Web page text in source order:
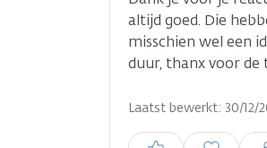
altijd goed. Die
misschien wel een
duur, thanx voor de
Laatst bewerkt: 30/12/
Inloggen om een reactie